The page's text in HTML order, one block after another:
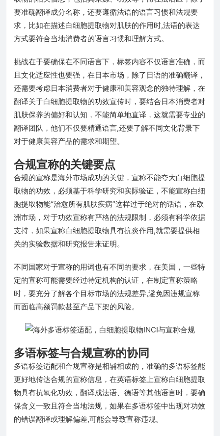
要准确翻译成分名称，还要遵循法语的语言习惯和法规要
求，比如在描述白细胞提取物对肌肤的作用时,法语的表达
方式要符合当地消费者的语言习惯和理解方式。
挑战在于要确保在不同语言下，标签内容不仅语言准确，而
且文化适应性也要强，在日本市场，除了日语的准确翻译，
还需要考虑日本消费者对于健康和美容观念的独特理解，在
翻译关于白细胞提取物的功效宣传时，要结合日本消费者对
肌肤保养的偏好和认知，不能简单地直译，这就需要专业的
翻译团队，他们不仅要精通语言,还要了解不同文化背景下
对于健康美容产品的需求和期望。
合规宣称的关键要点
合规的宣称是海外市场成功的关键，宣称不能夸大白细胞提
取物的功效，必须基于科学研究和实际验证，不能宣称白细
胞提取物能“治愈所有肌肤疾病”这样过于绝对的话语，在欧
洲市场，对于功效宣称有严格的法规限制，必须有科学依据
支持，如果宣称白细胞提取物具有抗炎作用,就需要提供相
关的实验数据和研究报告来证明。
不同国家对于宣称的用词也有不同的要求，在美国，一些特
定的宣称可能需要经过特定机构的认证，在制定宣称策略
时，要充分了解各个目标市场的法规差异,避免因违规宣称
而面临高额罚款甚至产品下架的风险。
多语标签与合规宣称的协同
多语标签适配和合规宣称是相辅相成的，准确的多语标签能
更好地传达合规的宣称信息，在英语标签上宣称白细胞提取
物具有抗氧化功效，翻译成法语、德语等其他语言时，要确
保含义一致且符合当地法规，如果在多语标签中出现对功效
的错误翻译或理解偏差,可能会导致宣称违规。